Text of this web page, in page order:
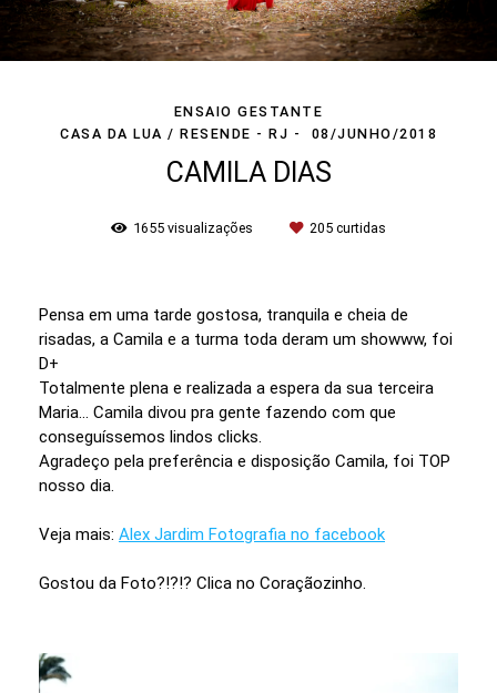
ENSAIO GESTANTE
CASA DA LUA / RESENDE - RJ
08/JUNHO/2018
CAMILA DIAS
1655 visualizações 205 curtidas
Pensa em uma tarde gostosa, tranquila e cheia de
risadas, a Camila e a turma toda deram um showww, foi
D+
Totalmente plena e realizada a espera da sua terceira
Maria... Camila divou pra gente fazendo com que
conseguíssemos lindos clicks.
Agradeço pela preferência e disposição Camila, foi TOP
nosso dia.
Veja mais: Alex Jardim Fotografia no facebook
Gostou da Foto?!?!? Clica no Coraçãozinho.